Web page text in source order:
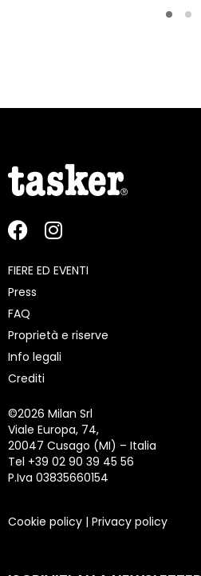
FIERE ED EVENTI
Press
FAQ
Proprietà e riserve
Info legali
Crediti
©2026 Milan Srl
Viale Europa, 74,
20047 Cusago (MI) – Italia
Tel +39 02 90 39 45 56
P.Iva 03835660154
Cookie policy | Privacy policy